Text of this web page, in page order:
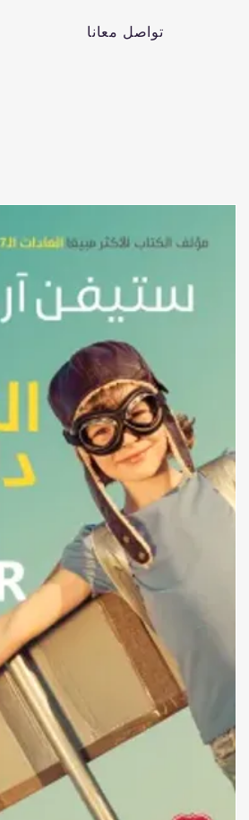
تواصل معانا